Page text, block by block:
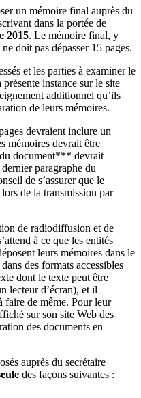
un mémoire final auprès du
dans la portée de
2015. Le mémoire final, y
doit pas dépasser 15 pages.
et les parties à examiner le
instance sur le site
additionnel qu’ils
de leurs mémoires.
devraient inclure un
mémoires devrait être
document*** devrait
paragraphe du
de s’assurer que le
de la transmission par
de radiodiffusion et de
à ce que les entités
leurs mémoires dans le
des formats accessibles
dont le texte peut être
lecteur d’écran), et il
faire de même. Pour leur
sur son site Web des
des documents en
auprès du secrétaire
des façons suivantes :